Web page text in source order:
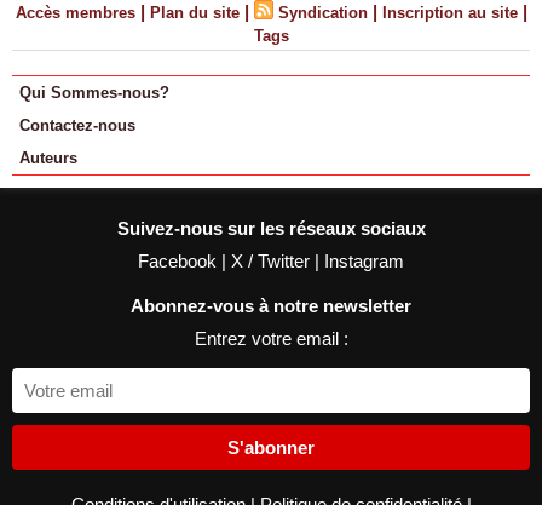
Accès membres | Plan du site | Syndication | Inscription au site |
Tags
Qui Sommes-nous?
Contactez-nous
Auteurs
Suivez-nous sur les réseaux sociaux
Facebook | X / Twitter | Instagram
Abonnez-vous à notre newsletter
Entrez votre email :
S'abonner